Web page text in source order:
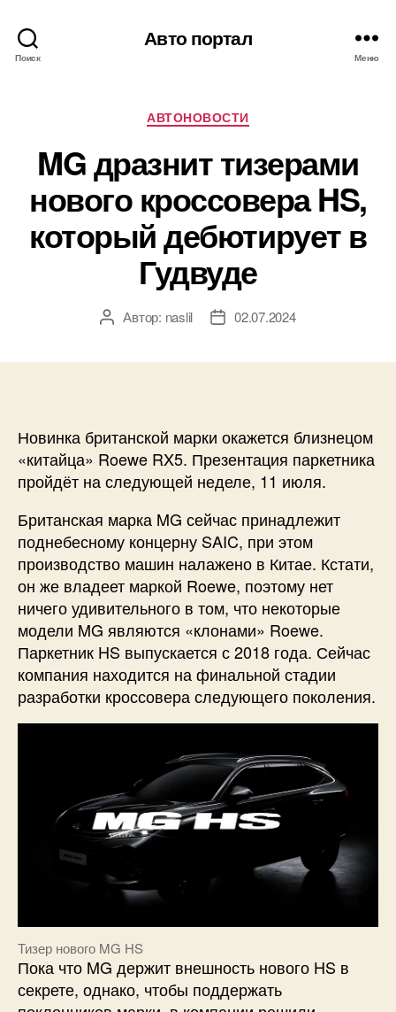
Поиск
Авто портал
Меню
Рубрики
АВТОНОВОСТИ
MG дразнит тизерами
нового кроссовера HS,
который дебютирует в
Гудвуде
АвторАвтор: naslil
Дата02.07.2024
Новинка британской марки окажется близнецом
«китайца» Roewe RX5. Презентация паркетника
пройдёт на следующей неделе, 11 июля.
Британская марка MG сейчас принадлежит
поднебесному концерну SAIC, при этом
производство машин налажено в Китае. Кстати,
он же владеет маркой Roewe, поэтому нет
ничего удивительного в том, что некоторые
модели MG являются «клонами» Roewe.
Паркетник HS выпускается с 2018 года. Сейчас
компания находится на финальной стадии
разработки кроссовера следующего поколения.
Тизер нового MG HS
Пока что MG держит внешность нового HS в
секрете, однако, чтобы поддержать